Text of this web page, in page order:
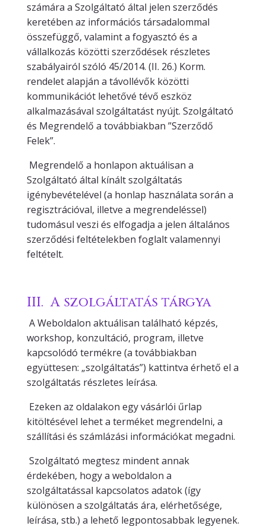
számára a Szolgáltató által jelen szerződés
keretében az információs társadalommal
összefüggő, valamint a fogyasztó és a
vállalkozás közötti szerződések részletes
szabályairól szóló 45/2014. (II. 26.) Korm.
rendelet alapján a távollévők közötti
kommunikációt lehetővé tévő eszköz
alkalmazásával szolgáltatást nyújt. Szolgáltató
és Megrendelő a továbbiakban ”Szerződő
Felek”.
Megrendelő a honlapon aktuálisan a
Szolgáltató által kínált szolgáltatás
igénybevételével (a honlap használata során a
regisztrációval, illetve a megrendeléssel)
tudomásul veszi és elfogadja a jelen általános
szerződési feltételekben foglalt valamennyi
feltételt.
III. A szolgáltatás tárgya
A Weboldalon aktuálisan található képzés,
workshop, konzultáció, program, illetve
kapcsolódó termékre (a továbbiakban
együttesen: „szolgáltatás”) kattintva érhető el a
szolgáltatás részletes leírása.
Ezeken az oldalakon egy vásárlói űrlap
kitöltésével lehet a terméket megrendelni, a
szállítási és számlázási információkat megadni.
Szolgáltató megtesz mindent annak
érdekében, hogy a weboldalon a
szolgáltatással kapcsolatos adatok (így
különösen a szolgáltatás ára, elérhetősége,
leírása, stb.) a lehető legpontosabbak legyenek.